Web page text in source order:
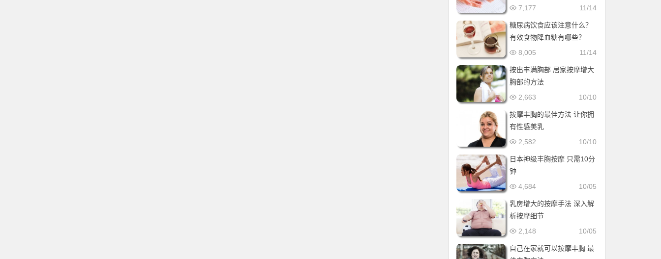
11/14
7,177
糖尿病饮食应该注意什么？
有效食物降血糖有哪些？
11/14
8,005
按出丰满胸部 居家按摩增大
胸部的方法
10/10
2,663
按摩丰胸的最佳方法 让你拥
有性感美乳
10/10
2,582
日本神级丰胸按摩 只需10分
钟
10/05
4,684
乳房增大的按摩手法 深入解
析按摩细节
10/05
2,148
自己在家就可以按摩丰胸 最